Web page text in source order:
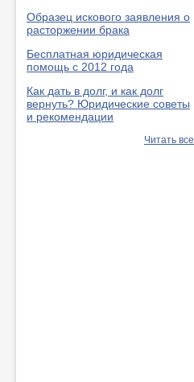
Образец искового заявления о
расторжении брака
Бесплатная юридическая
помощь с 2012 года
Как дать в долг, и как долг
вернуть? Юридические советы
и рекомендации
Читать все